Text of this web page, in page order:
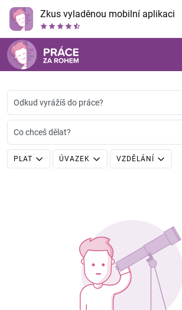
Zkus vyladěnou mobilní aplikaci
Odkud vyrážíš do práce?
Co chceš dělat?
PLAT ÚVAZEK VZDĚLÁNÍ